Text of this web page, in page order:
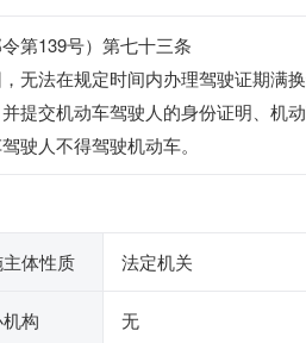
第139号）第七十三条
无法在规定时间内办理驾驶证期满
提交机动车驾驶人的身份证明、机
驶人不得驾驶机动车。
体性质 法定机关
构 无